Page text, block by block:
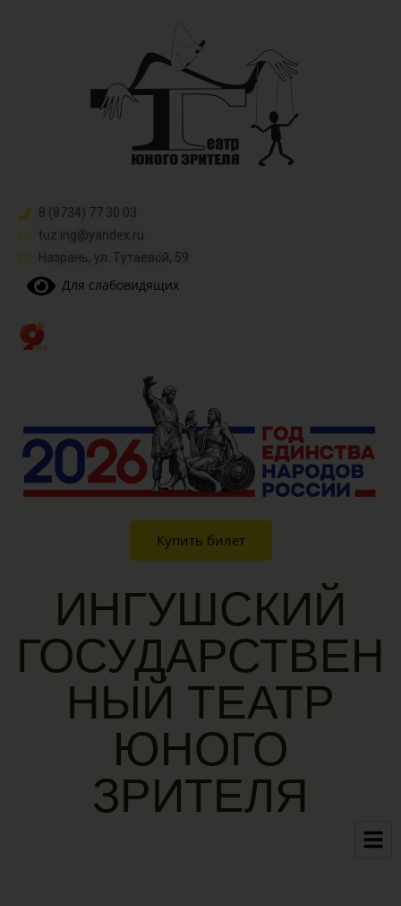
8 (8734) 77 30 03
tuz.ing@yandex.ru​
Назрань, ул. Тутаевой, 59
Для слабовидящих
Купить билет
ИНГУШСКИЙ
ГОСУДАРСТВЕН
НЫЙ ТЕАТР
ЮНОГО
ЗРИТЕЛЯ